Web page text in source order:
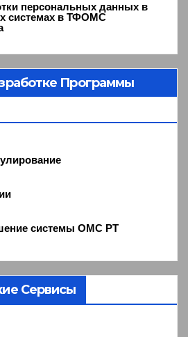
персональных данных в
системах в ТФОМС
Программы
системы ОМС РТ
Сервисы